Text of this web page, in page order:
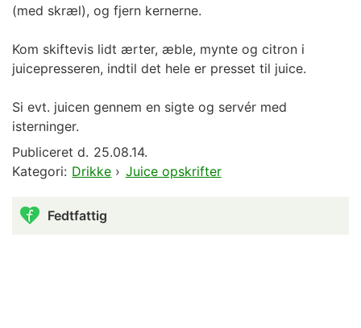
(med skræl), og fjern kernerne.
Kom skiftevis lidt ærter, æble, mynte og citron i
juicepresseren, indtil det hele er presset til juice.
Si evt. juicen gennem en sigte og servér med
isterninger.
Publiceret d. 25.08.14.
Kategori: Drikke › Juice opskrifter
Fedtfattig